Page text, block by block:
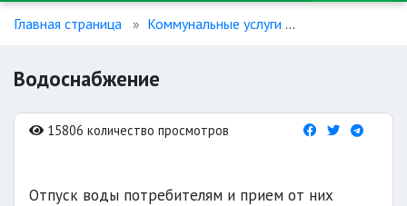
Главная страница Коммунальные услуги
Водоснабжение
15806 количество просмотров
Отпуск воды потребителям и прием от них